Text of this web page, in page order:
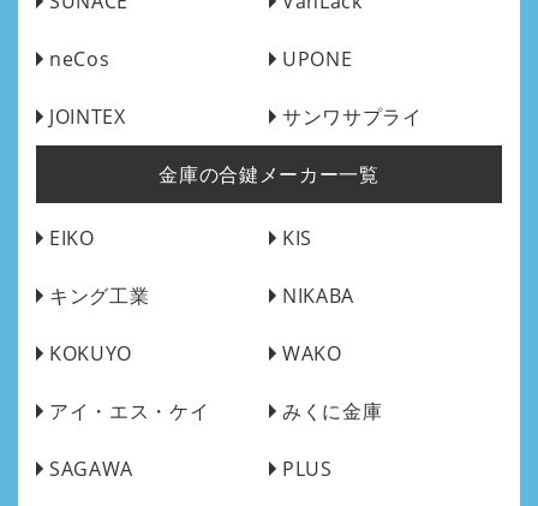
neCos UPONE
JOINTEX サンワサプライ
金庫の合鍵メーカー一覧
EIKO KIS
キング工業 NIKABA
KOKUYO WAKO
アイ・エス・ケイ みくに金庫
SAGAWA PLUS